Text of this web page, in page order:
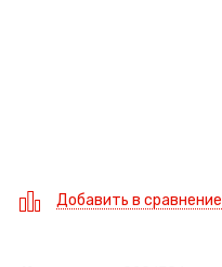
Добавить в сравнение